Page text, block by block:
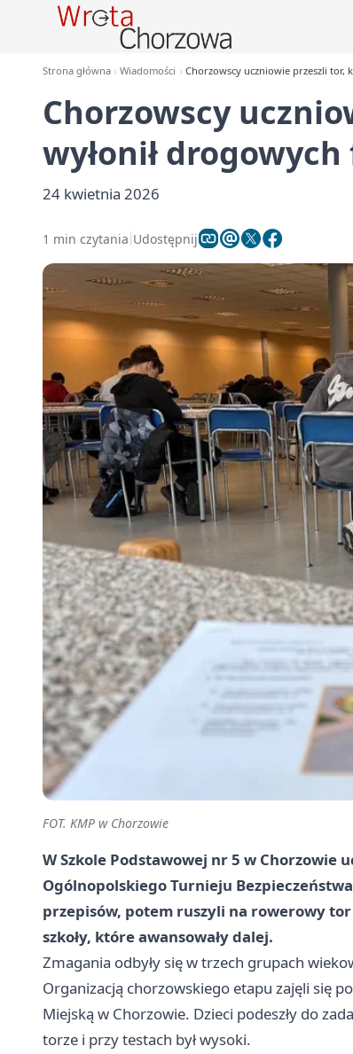
Strona główna Wiadomości Chorzowscy uczniowie przeszli
Chorzowscy
wyłonił
24 kwietnia 2026
1 min czytania Udostępnij
FOT. KMP w Chorzowie
W Szkole Podstawowej nr 5 w
Ogólnopolskiego Turnieju
przepisów, potem ruszyli na rowerowy
szkoły, które awansowały dalej.
Zmagania odbyły się w trzech grupach
Organizacją chorzowskiego etapu zajęli się
Miejską w Chorzowie. Dzieci podeszły do
torze i przy testach był wysoki.